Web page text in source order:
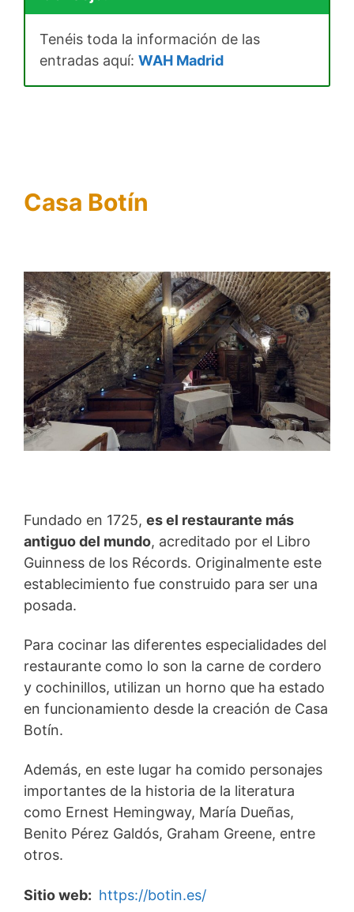
Tenéis toda la información de las
entradas aquí: WAH Madrid
Casa Botín
Fundado en 1725, es el restaurante más
antiguo del mundo, acreditado por el Libro
Guinness de los Récords. Originalmente este
establecimiento fue construido para ser una
posada.
Para cocinar las diferentes especialidades del
restaurante como lo son la carne de cordero
y cochinillos, utilizan un horno que ha estado
en funcionamiento desde la creación de Casa
Botín.
Además, en este lugar ha comido personajes
importantes de la historia de la literatura
como Ernest Hemingway, María Dueñas,
Benito Pérez Galdós, Graham Greene, entre
otros.
Sitio web: https://botin.es/